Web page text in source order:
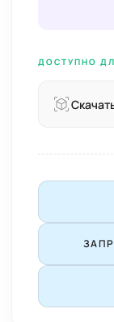
ДОСТУПНО